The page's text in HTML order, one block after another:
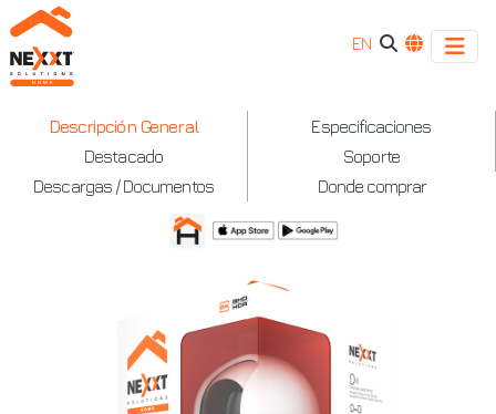
EN
Nexxt
—
interior
Descripción General
Especificaciones
Destacado
Soporte
Descargas / Documentos
Donde comprar